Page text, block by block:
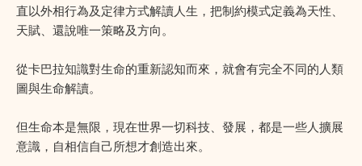
直以外相行為及定律方式解讀人生，把制約模式定義為天性、
天賦、還說唯一策略及方向。
從卡巴拉知識對生命的重新認知而來，就會有完全不同的人類
圖與生命解讀。
但生命本是無限，現在世界一切科技、發展，都是一些人擴展
意識，自相信自己所想才創造出來。